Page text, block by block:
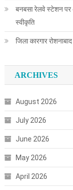
बनबसा रेलवे स्टेशन
स्वीकृति
जिला कारगार
ARCHIVES
August 2026
July 2026
June 2026
May 2026
April 2026